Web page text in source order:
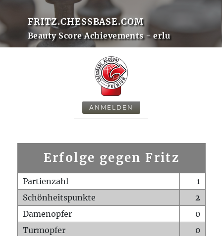
FRITZ.CHESSBASE.COM
Beauty Score Achievements - erlu
ANMELDEN
Erfolge gegen Fritz
Partienzahl
1
Schönheitspunkte
2
Damenopfer
0
Turmopfer
0